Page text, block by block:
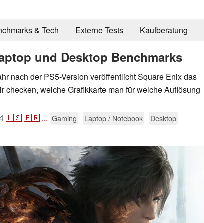
& Tech
Externe Tests Kaufberatung
und Desktop Benchmarks
nach der PS5-Version veröffentlicht Square Enix das
checken, welche Grafikkarte man für welche Auflösung
🇺🇸🇫🇷 ... Gaming Laptop / Notebook Desktop